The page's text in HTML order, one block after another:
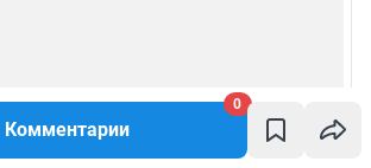
Комментарии
0